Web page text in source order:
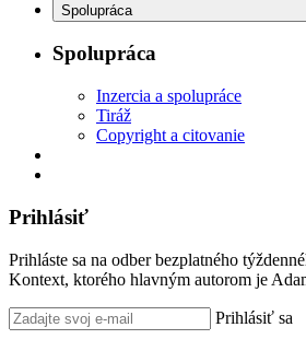
Spolupráca
Spolupráca
Inzercia a spolupráce
Tiráž
Copyright a citovanie
Prihlásiť
Prihláste sa na odber bezplatného
Kontext, ktorého hlavným autorom je
Prihlásiť sa